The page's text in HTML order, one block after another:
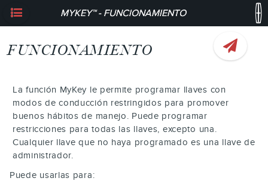
MYKEY™ - FUNCIONAMIENTO
FUNCIONAMIENTO
La función MyKey le permite programar llaves con
modos de conducción restringidos para promover
buenos hábitos de manejo. Puede programar
restricciones para todas las llaves, excepto una.
Cualquier llave que no haya programado es una llave de
administrador.
Puede usarlas para: